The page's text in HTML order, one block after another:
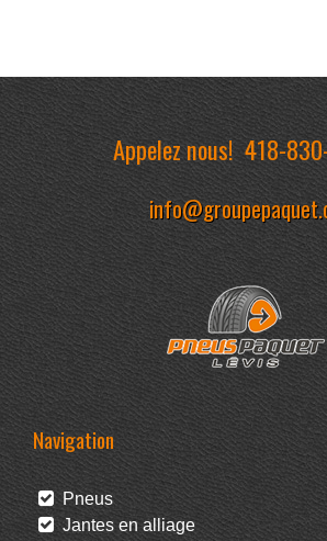
Appelez nous!418-
Navigation
Pneus
Jantes en alliage